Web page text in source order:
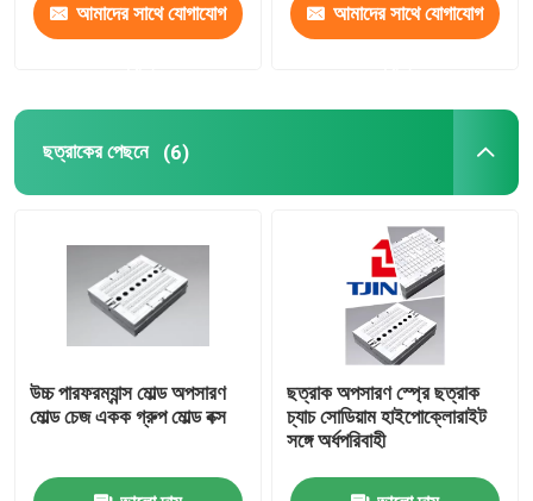
আমাদের সাথে যোগাযোগ আমাদের সাথে যোগাযোগ
ছত্রাকের পেছনে (6)
উচ্চ পারফরম্যান্স মোল্ড অপসারণ
মোল্ড চেজ একক গ্রুপ মোল্ড বক্স
ছত্রাক অপসারণ স্প্রে ছত্রাক
চ্যাচ সোডিয়াম হাইপোক্লোরাইট
সঙ্গে অর্ধপরিবাহী